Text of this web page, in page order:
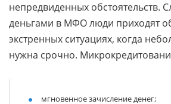
непредвиденных обстоятельств.
деньгами в МФО люди приходят
экстренных ситуациях, когда
нужна срочно.
мгновенное зачисление денег;